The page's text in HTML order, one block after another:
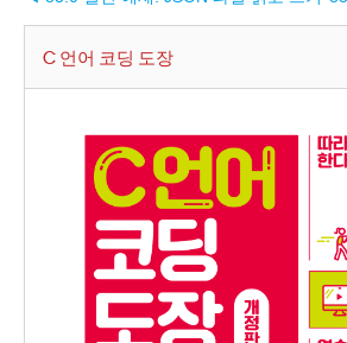
C 언어 코딩 도장